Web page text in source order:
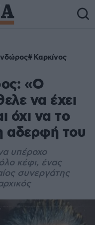
Καρκίνος
«Ο
να έχει
όχι να το
αδερφή του
υπέροχο
κέφι, ένας
συνεργάτης